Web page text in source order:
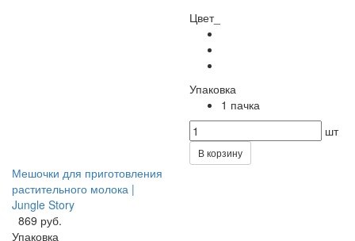
Цвет_
Упаковка
1 пачка
шт
В корзину
Мешочки для приготовления
растительного молока |
Jungle Story
869 руб.
Упаковка